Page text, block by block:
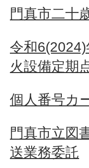
門真市二十
令和
火設備定期
個人番号カ
門真市立図
送業務委託